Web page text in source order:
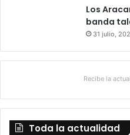
Los
banda
31 julio,
Recibe la
Toda la actualidad